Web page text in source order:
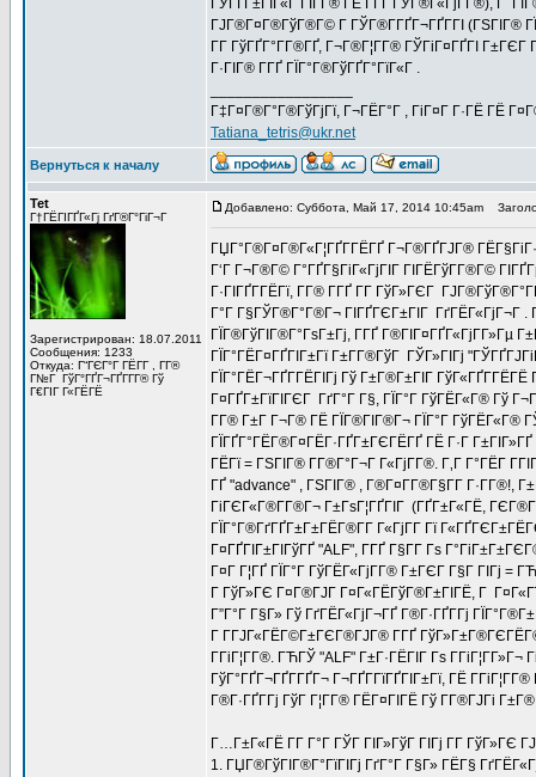
ГЎГҐГ±ГЇГ«Г ГІГ­Г® ГЁ Г­ГҐ ГЎГ®Г«ГјГ­Г®), Г
ГЈГ®Г¤Г®ГўГ®Г© Г ГЎГ®Г­ГҐГ¬ГҐГ­ГІ (ГЅГІГ®
Г­Г ГўГҐГ°Г­Г®ГҐ, Г¬Г®Г¦Г­Г® ГЎГіГ¤ГҐГІ Г±ГЄГ
Г·ГІГ® Г­ГҐ ГЇГ°Г®ГўГҐГ°ГїГ«Г .
Г‡Г¤Г®Г°Г®ГўГјГї, Г¬ГЁГ°Г , ГіГ¤Г Г·ГЁ ГЁ
Tatiana_tetris@ukr.net
Вернуться к началу
Tet
Г†ГЁГІГҐГ«Гј ГґГ®Г°ГіГ¬Г
Зарегистрирован: 18.07.2011
Сообщения: 1233
Откуда: Г“ГЄГ°Г ГЁГ­Г , Г­Г®
Г№Г ГўГ°ГҐГ¬ГҐГ­Г­Г® Гў
Г€ГІГ Г«ГЁГЁ
Добавлено: Суббота, Май 17, 2014 10:45am
ГЏГ°Г®Г¤Г®Г«Г¦ГҐГ­ГЁГҐ Г¬Г®ГҐГЈГ®
Г‘Г Г¬Г®Г© Г°ГҐГ§ГіГ«ГјГІГ ГІГЁГўГ­Г®Г©
Г·ГІГҐГ­ГЁГї, Г­Г® Г­ГҐ Г­Г ГўГ»ГЄГ
Г°Г Г§ГЎГ®Г°Г®Г¬ ГІГҐГЄГ±ГІГ ГґГЁГ«ГјГ¬Г .
ГЇГ®ГўГІГ®Г°ГѕГ±Гј, Г­ГҐ
ГЇГ°ГЁГ¤ГҐГІГ±Гї Г±Г­Г®ГўГ ГЎГ»ГІГј
ГЇГ°ГЁГ¬ГҐГ­ГЁГІГј Гў Г±Г®Г±ГІГ ГўГ«ГҐГ­ГЁГЁ
Г¤ГҐГ±ГїГІГЄГ ГґГ°Г Г§, ГЇГ°Г ГўГЁГ«Г® Гў
Г­Г® Г±Г Г¬Г® ГЁ ГЇГ®ГІГ®Г¬ ГЇГ°Г ГўГЁГ«Г®
ГЇГҐГ°ГЁГ®Г¤ГЁГ·ГҐГ±ГЄГЁГҐ ГЁ Г·Г
ГЁГї = ГЅГІГ® Г­Г®Г°Г¬Г Г«ГјГ­Г®. Г‚Г Г°ГЁГ
ГҐ "advance" , ГЅГІГ® , Г®Г¤Г­Г®Г§Г­Г Г·Г­Г®!,
ГіГЄГ«Г®Г­Г®Г¬ Г±ГѕГ¦ГҐГІГ (ГҐГ±Г«ГЁ,
ГЇГ°Г®ГґГҐГ±Г±ГЁГ®Г­Г Г«ГјГ­Г Гї
Г¤ГҐГІГ±ГІГўГҐ "ALF", Г­ГҐ Г§Г­Г Гѕ
Г¤Г Г¦ГҐ ГЇГ°Г ГўГЁГ«ГјГ­Г® Г±ГЄГ Г§Г ГІГј
Г ГўГ»ГЄ Г¤Г®ГЈГ Г¤Г«ГЁГўГ®Г±ГІГЁ, Г
Г”Г°Г Г§Г» Гў ГґГЁГ«ГјГ¬ГҐ Г®Г·ГҐГ­Гј
Г Г­ГЈГ«ГЁГ©Г±ГЄГ®ГЈГ® Г­ГҐ
Г­ГіГ¦Г­Г®. ГЋГЎ "ALF" Г±Г·ГЁГІГ Гѕ
ГўГ°ГҐГ¬ГҐГ­ГҐГ¬ Г¬ГҐГ­ГїГҐГІГ±Гї, ГЁ
Г®Г·ГҐГ­Гј ГўГ Г¦Г­Г® ГЁГ¤ГІГЁ Гў Г­Г®ГЈГі
Г…Г±Г«ГЁ Г­Г Г°Г ГЎГ ГІГ»ГўГ ГІГј Г­Г ГўГ»ГЄ
1. ГЏГ®ГўГІГ®Г°ГїГІГј ГґГ°Г Г§Г» ГЁГ§